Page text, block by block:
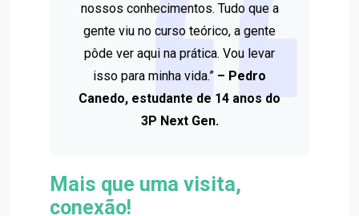
nossos conhecimentos. Tudo que a
gente viu no curso teórico, a gente
pôde ver aqui na prática. Vou levar
isso para minha vida.” – Pedro
Canedo, estudante de 14 anos do
3P Next Gen.
Mais que uma visita,
conexão!